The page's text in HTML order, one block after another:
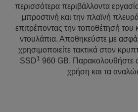
περισσότερα περιβάλλοντα
μπροστινή και την πλαϊνή
επιτρέποντας την τοποθέτησή του
ντουλάπια. Αποθηκεύστε με
χρησιμοποιείτε τακτικά στον
SSD1 960 GB. Παρακολουθήστε
χρήση και τα